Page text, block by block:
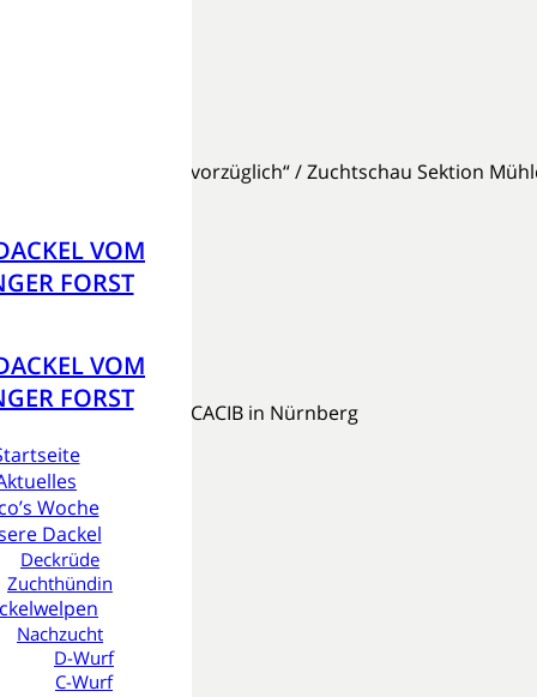
VOM
FORST
VOM
FORST
Woche
Dackel
Deckrüde
Zuchthündin
Nachzucht
D-Wurf
C-Wurf
den Formwert „vorzüglich“ / Zuchtschau Sektion
erfolgreich
, Hanni
ein VV1 bei der CACIB in Nürnberg
25-05-2026
02-05-2026